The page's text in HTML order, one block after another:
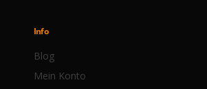
Info
Blog
Mein Konto